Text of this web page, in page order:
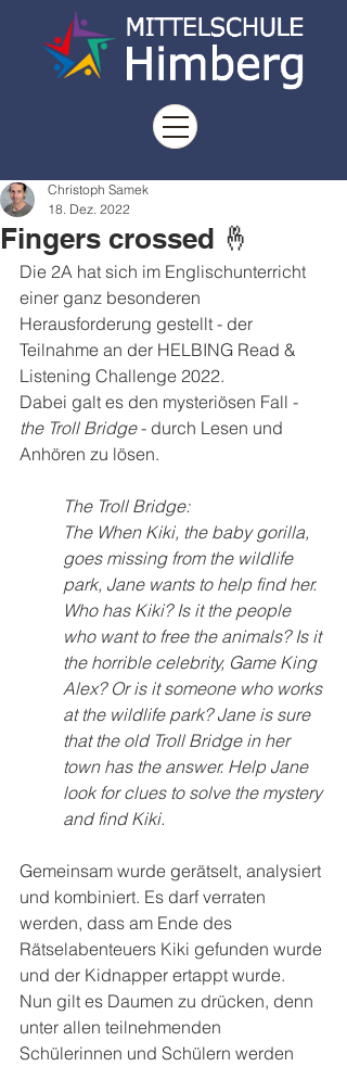
Fingers crossed 🤞
Christoph Samek
18. Dez. 2022
Die 2A hat sich im Englischunterricht
einer ganz besonderen
Herausforderung gestellt - der
Teilnahme an der HELBING Read &
Listening Challenge 2022.
Dabei galt es den mysteriösen Fall -
the Troll Bridge - durch Lesen und
Anhören zu lösen.
The Troll Bridge:
The When Kiki, the baby gorilla,
goes missing from the wildlife
park, Jane wants to help find her.
Who has Kiki? Is it the people
who want to free the animals? Is it
the horrible celebrity, Game King
Alex? Or is it someone who works
at the wildlife park? Jane is sure
that the old Troll Bridge in her
town has the answer. Help Jane
look for clues to solve the mystery
and find Kiki.
Gemeinsam wurde gerätselt, analysiert
und kombiniert. Es darf verraten
werden, dass am Ende des
Rätselabenteuers Kiki gefunden wurde
und der Kidnapper ertappt wurde.
Nun gilt es Daumen zu drücken, denn
unter allen teilnehmenden
Schülerinnen und Schülern werden